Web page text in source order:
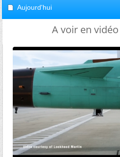
Aujourd'hui
A voir en